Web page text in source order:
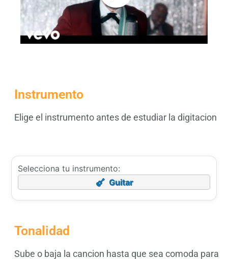
Instrumento
Elige el instrumento antes de estudiar la digitacion
Selecciona tu instrumento:
Guitar
Tonalidad
Sube o baja la cancion hasta que sea comoda para